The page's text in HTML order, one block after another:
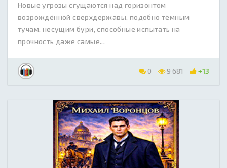
Новые угрозы сгущаются над горизонтом
возрождённой сверхдержавы, подобно тёмным
тучам, несущим бури, способные испытать на
прочность даже самые...
0 9 681 +13